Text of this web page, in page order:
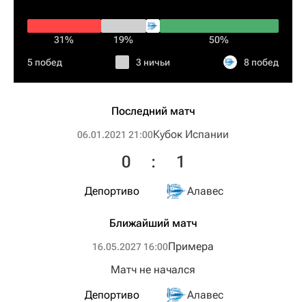
31% 19% 50%
5 побед 3 ничьи 8 побед
Последний матч
06.01.2021 21:00Кубок Испании
Депортиво
0 : 1
Алавес
Ближайший матч
16.05.2027 16:00Примера
Депортиво
Матч не начался
Алавес